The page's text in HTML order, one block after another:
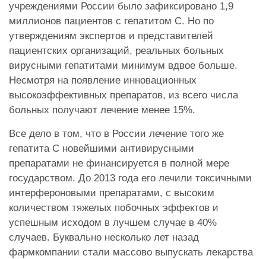
учреждениями России было зафиксировано 1,9
миллионов пациентов с гепатитом С. Но по
утверждениям экспертов и представителей
пациентских организаций, реальных больных
вирусными гепатитами минимум вдвое больше.
Несмотря на появление инновационных
высокоэффективных препаратов, из всего числа
больных получают лечение менее 15%.
Все дело в том, что в России лечение того же
гепатита С новейшими антивирусными
препаратами не финансируется в полной мере
государством. До 2013 года его лечили токсичными
интерфероновыми препаратами, с высоким
количеством тяжелых побочных эффектов и
успешным исходом в лучшем случае в 40%
случаев. Буквально несколько лет назад
фармкомпании стали массово выпускать лекарства